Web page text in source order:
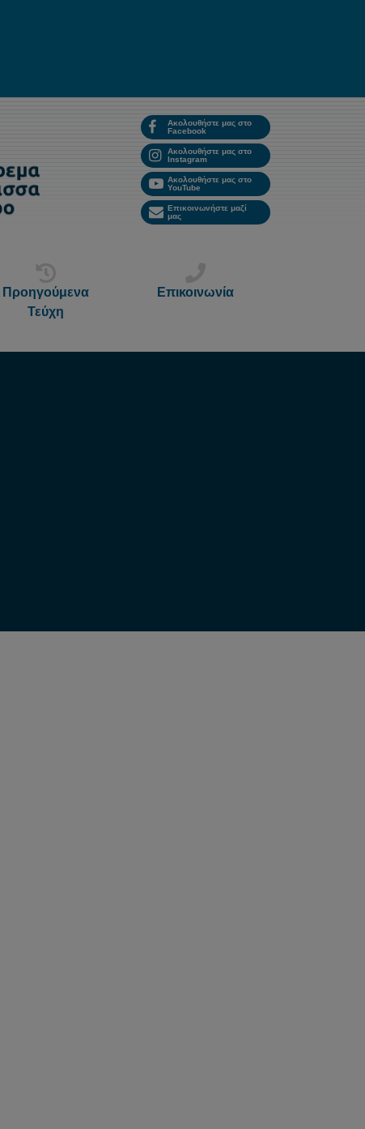
Ακολουθήστε μας στο
Facebook
Ακολουθήστε μας στο
Instagram
Ακολουθήστε μας στο
YouTube
Επικοινωνήστε μαζί
μας
Προηγούμενα
Τεύχη
Επικοινωνία